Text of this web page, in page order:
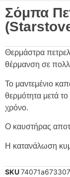
Σόμπα
Θερμάστρα
θέρμανση σε
Το μαντεμένιο
θερμότητα μετά
χρόνο.
Ο καυστήρας
Η κατανάλωση
SKU74071a673307